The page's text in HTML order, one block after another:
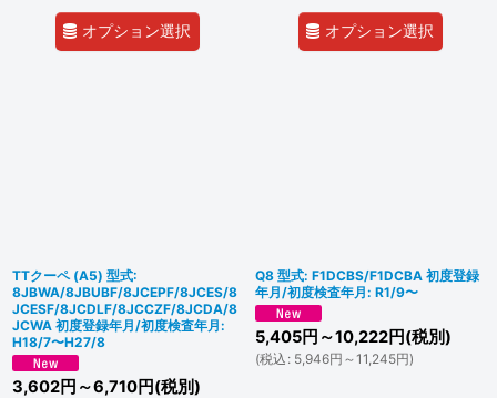
オプション選択 オプション選択
TTクーペ (A5) 型式:
8JBWA/8JBUBF/8JCEPF/8JCES/8
JCESF/8JCDLF/8JCCZF/8JCDA/8
JCWA 初度登録年月/初度検査年月:
H18/7〜H27/8
3,602円 ～6,710円(税別)
Q8 型式: F1DCBS/F1DCBA 初度登録
年月/初度検査年月: R1/9〜
5,405円 ～10,222円(税別)
(税込 : 5,946円 ～11,245円)